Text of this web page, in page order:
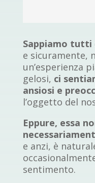
Sappiamo
e sicuramente,
un’esperienza
gelosi, ci
ansiosi e
l’oggetto del
Eppure, essa
e anzi, è
sentimento.